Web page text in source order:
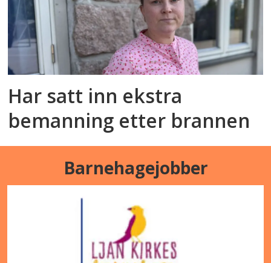
Har satt inn ekstra
bemanning etter brannen
Barnehagejobber